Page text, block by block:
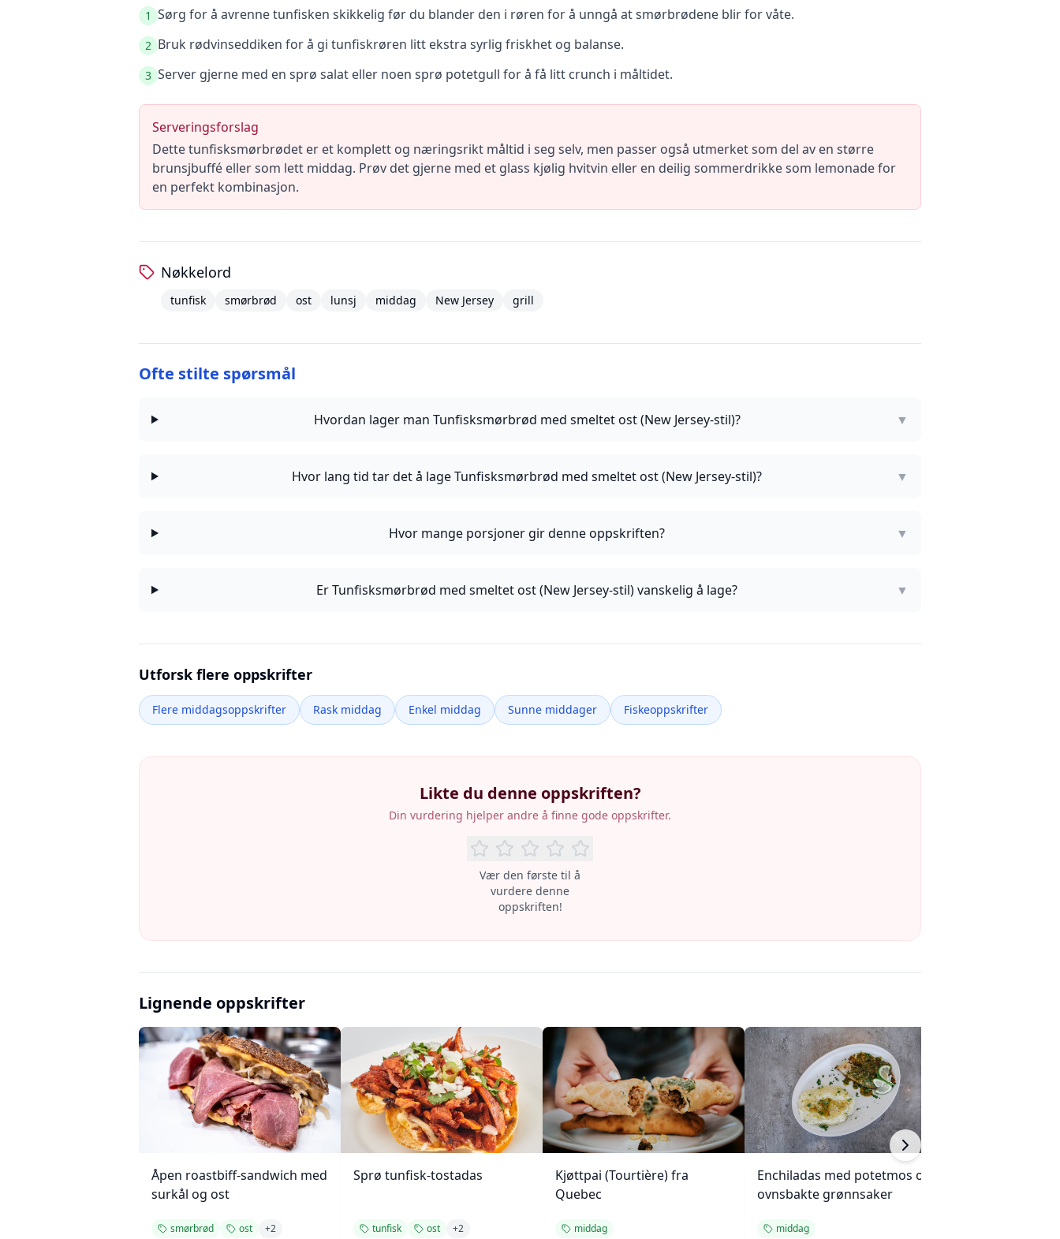
1 Sørg for å avrenne tunfisken skikkelig før du blander den i røren for å unngå at smørbrødene blir for våte.
2 Bruk rødvinseddiken for å gi tunfiskrøren litt ekstra syrlig friskhet og balanse.
3 Server gjerne med en sprø salat eller noen sprø potetgull for å få litt crunch i måltidet.
Serveringsforslag
Dette tunfisksmørbrødet er et komplett og næringsrikt måltid i seg selv, men passer også utmerket som del av en større
brunsjbuffé eller som lett middag. Prøv det gjerne med et glass kjølig hvitvin eller en deilig sommerdrikke som lemonade for
en perfekt kombinasjon.
Nøkkelord
tunfisk smørbrød ost lunsj middag New Jersey grill
Ofte stilte spørsmål
Hvordan lager man Tunfisksmørbrød med smeltet ost (New Jersey-stil)? ▼
Hvor lang tid tar det å lage Tunfisksmørbrød med smeltet ost (New Jersey-stil)? ▼
Hvor mange porsjoner gir denne oppskriften? ▼
Er Tunfisksmørbrød med smeltet ost (New Jersey-stil) vanskelig å lage? ▼
Utforsk flere oppskrifter
Flere middagsoppskrifter Rask middag Enkel middag Sunne middager Fiskeoppskrifter
Likte du denne oppskriften?
Din vurdering hjelper andre å finne gode oppskrifter.
Vær den første til å
vurdere denne
oppskriften!
Lignende oppskrifter
Åpen roastbiff-sandwich med
surkål og ost
smørbrød ost +2
Sprø tunfisk-tostadas
tunfisk ost +2
Kjøttpai (Tourtière) fra
Quebec
middag
Enchiladas med potetmos og
ovnsbakte grønnsaker
middag